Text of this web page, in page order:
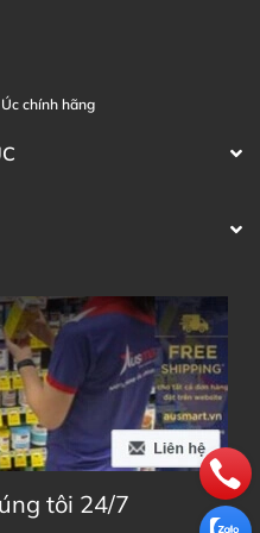
trực tiếp trên
tư vấn hỗ trợ khách
Commercial Pty Ltd
dung
chính hãng
tôi 24/7